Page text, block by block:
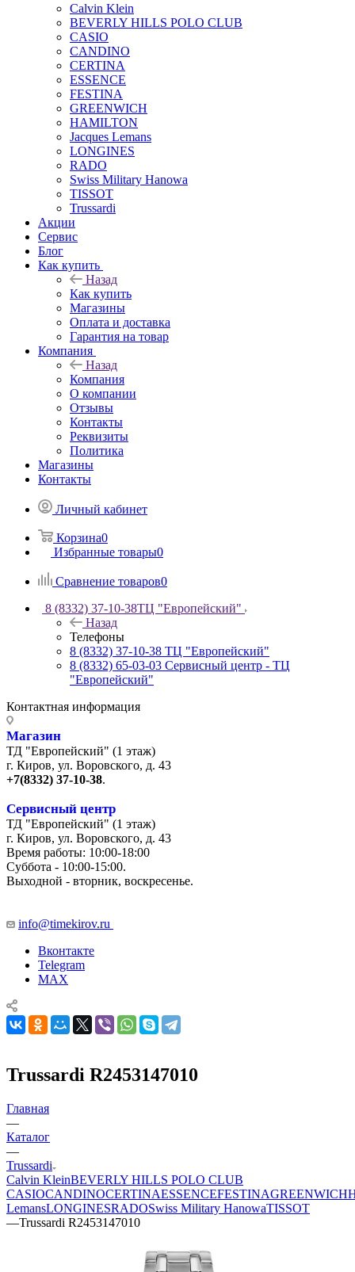
Calvin Klein
BEVERLY HILLS POLO CLUB
CASIO
CANDINO
CERTINA
ESSENCE
FESTINA
GREENWICH
HAMILTON
Jacques Lemans
LONGINES
RADO
Swiss Military Hanowa
TISSOT
Trussardi
Акции
Сервис
Блог
Как купить
Назад
Как купить
Магазины
Оплата и доставка
Гарантия на товар
Компания
Назад
Компания
О компании
Отзывы
Контакты
Реквизиты
Политика
Магазины
Контакты
Личный кабинет
Корзина0
Избранные товары0
Сравнение товаров0
8 (8332) 37-10-38ТЦ "Европейский"
Назад
Телефоны
8 (8332) 37-10-38 ТЦ "Европейский"
8 (8332) 65-03-03 Сервисный центр - ТЦ
"Европейский"
Контактная информация
Магазин
ТД "Европейский" (1 этаж)
г. Киров, ул. Воровского, д. 43
+7(8332) 37-10-38.
Сервисный центр
ТД "Европейский" (1 этаж)
г. Киров, ул. Воровского, д. 43
Время работы: 10:00-18:00
Суббота - 10:00-15:00.
Выходной - вторник, воскресенье.
info@timekirov.ru
Вконтакте
Telegram
MAX
Trussardi R2453147010
Главная
—
Каталог
—
Trussardi
Calvin KleinBEVERLY HILLS POLO CLUB
CASIOCANDINOCERTINAESSENCEFESTINAGREENWICH
LemansLONGINESRADOSwiss Military HanowaTISSOT
—Trussardi R2453147010